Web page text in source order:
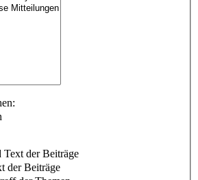
Text der Beiträge
der Beiträge